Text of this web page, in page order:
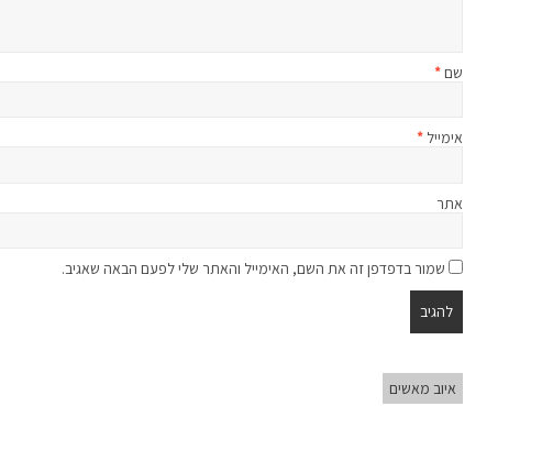
שם*
אימייל *
אתר
שמור בדפדפן זה את השם, האימייל והאתר שלי לפעם הבאה שאגיב.
איוב מאשים